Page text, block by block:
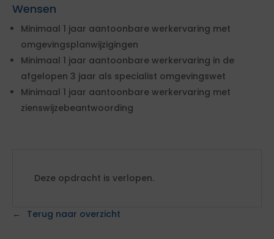
Wensen
Minimaal 1 jaar aantoonbare werkervaring met
omgevingsplanwijzigingen
Minimaal 1 jaar aantoonbare werkervaring in de
afgelopen 3 jaar als specialist omgevingswet
Minimaal 1 jaar aantoonbare werkervaring met
zienswijzebeantwoording
Deze opdracht is verlopen.
Terug naar overzicht